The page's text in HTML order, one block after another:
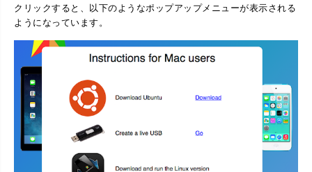
クリックすると、以下のようなポップアップメニューが表示される
ようになっています。